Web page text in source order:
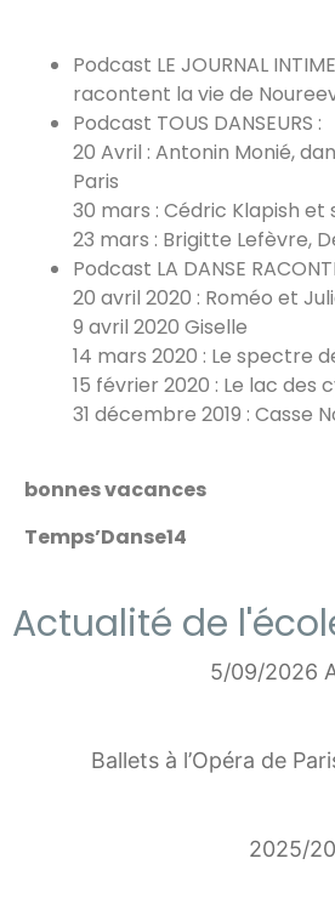
Podcast LE JOURNAL
racontent la vie de
Podcast TOUS DANSEURS :
20 Avril : Antonin Monié,
Paris
30 mars : Cédric Klapish et
23 mars : Brigitte Lefèvre,
Podcast LA DANSE
20 avril 2020 : Roméo et
9 avril 2020 Giselle
14 mars 2020 : Le spectre
15 février 2020 : Le lac des
31 décembre 2019 : Casse
bonnes vacances
Temps’Danse14
Actualité de
5/09/2026
Ballets à l’Opéra de
2025/